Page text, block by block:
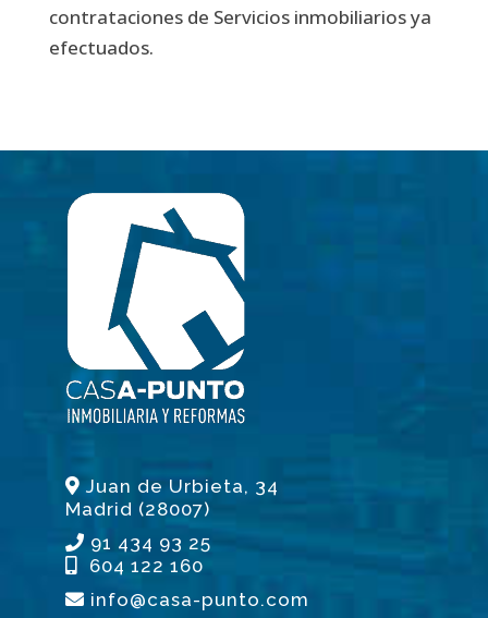
contrataciones de Servicios inmobiliarios ya
efectuados.
Juan de Urbieta, 34
Madrid (28007)
91 434 93 25
604 122 160
info@casa-punto.com